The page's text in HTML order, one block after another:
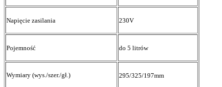
Napięcie zasilania 230V
Pojemność do 5 litrów
Wymiary (wys./szer./gł.) 295/325/197mm